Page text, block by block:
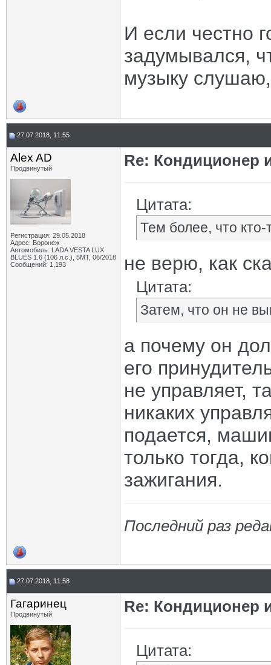
И если честно
задумывался,
музыку
27.07.2018, 11:55
Alex AD
Продвинутый
Регистрация: 29.05.2018
Адрес: Воронеж
Автомобиль: LADA VESTA LUX
BLUES 1.6 (106 л.с.), 5МТ, 06/2018
Сообщений: 1,193
Re: Кондиционер
Цитата:
Тем более, что кто-
не верю, как
Цитата:
Затем, что он не
а почему он
его
не управляет,
никаких
подается,
только тогда,
зажигания.
Последний раз
27.07.2018, 11:58
Гагаринец
Продвинутый Re: Кондиционер
Цитата: